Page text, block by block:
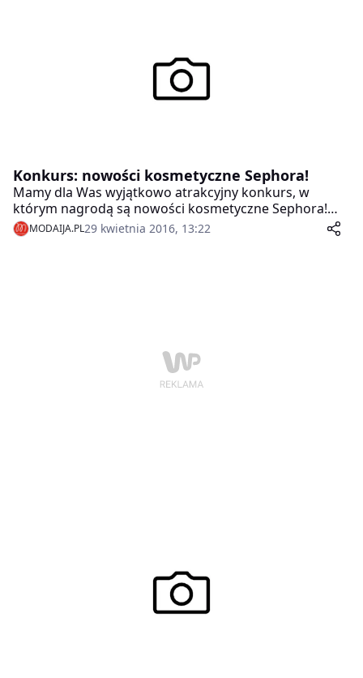
odbędą się 27 i 28 maja o godzinie 19.00.
Konkurs: nowości kosmetyczne Sephora!
Mamy dla Was wyjątkowo atrakcyjny konkurs, w
którym nagrodą są nowości kosmetyczne Sephora!
Prawdziwy i różnorodny mega pack!
MODAIJA.PL29 kwietnia 2016, 13:22